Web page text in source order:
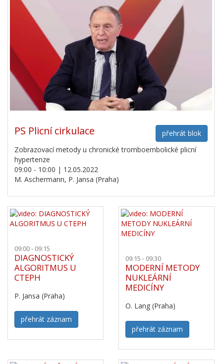
přehrát blok
PS Plicní cirkulace
Zobrazovací metody u chronické tromboembolické plicní
hypertenze
09:00 - 10:00 | 12.05.2022
M. Aschermann, P. Jansa (Praha)
09:00 - 09:15
DIAGNOSTICKÝ
ALGORITMUS U
CTEPH
P. Jansa (Praha)
přehrát záznam
09:15 - 09:30
MODERNÍ METODY
NUKLEÁRNÍ
MEDICÍNY
O. Lang (Praha)
přehrát záznam